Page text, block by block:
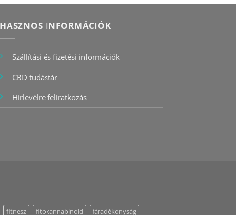
HASZNOS INFORMÁCIÓK
Szállítási és fizetési információk
CBD tudástár
Hírlevélre feliratkozás
fitnesz fitokannabinoid fáradékonyság